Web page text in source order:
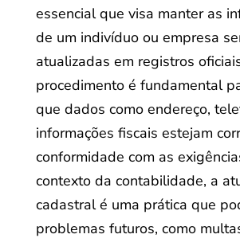
essencial que visa manter as
de um indivíduo ou empresa
atualizadas em registros
procedimento é fundamental
que dados como endereço,
informações fiscais estejam
conformidade com as
contexto da contabilidade, a
cadastral é uma prática que
problemas futuros, como